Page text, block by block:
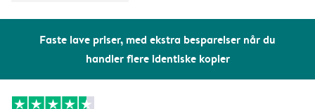
Faste lave priser, med ekstra besparelser når du
handler flere identiske kopier